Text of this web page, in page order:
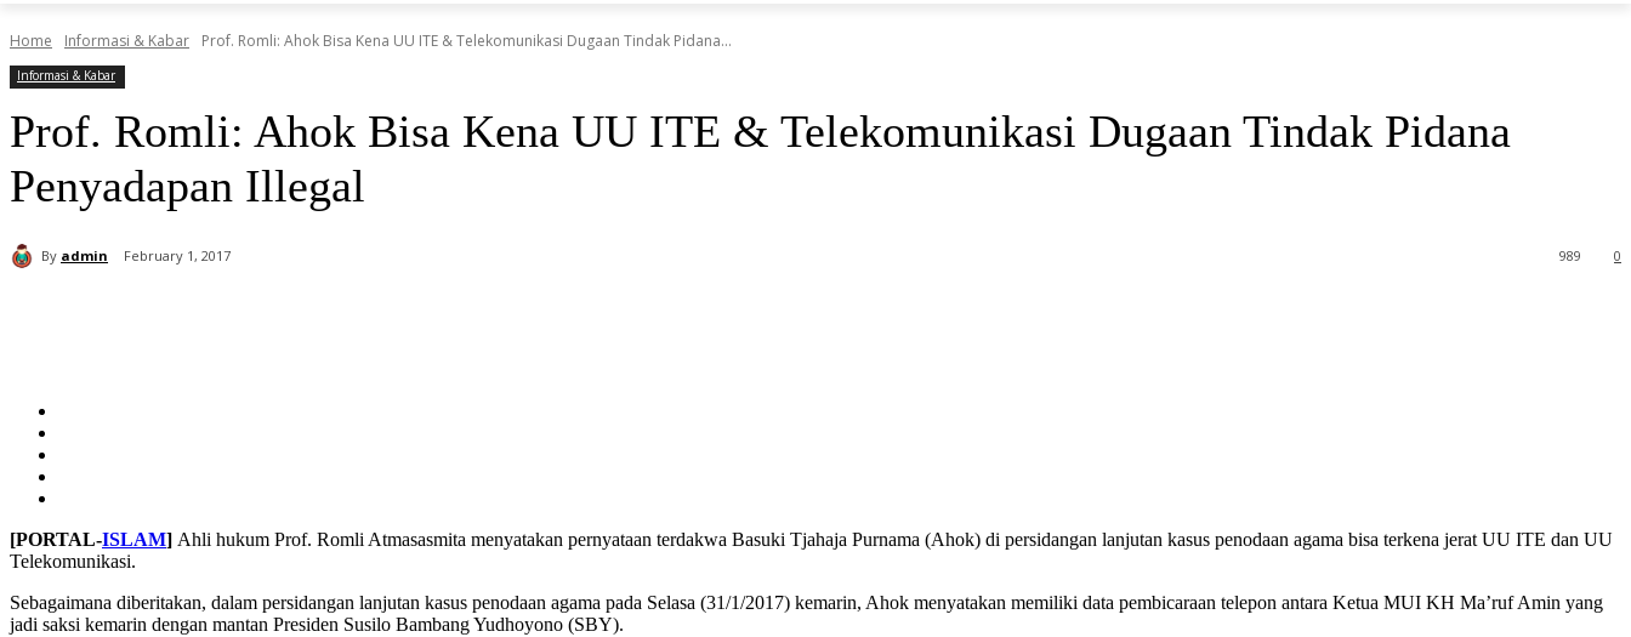
Home Informasi & Kabar Prof. Romli: Ahok Bisa Kena UU ITE & Telekomunikasi Dugaan Tindak Pidana...
Informasi & Kabar
Prof. Romli: Ahok Bisa Kena UU ITE & Telekomunikasi Dugaan Tindak Pidana
Penyadapan Illegal
By admin February 1, 2017 0
989
[PORTAL-ISLAM] Ahli hukum Prof. Romli Atmasasmita menyatakan pernyataan terdakwa Basuki Tjahaja Purnama (Ahok) di persidangan lanjutan kasus penodaan agama bisa terkena jerat UU ITE dan UU
Telekomunikasi.
Sebagaimana diberitakan, dalam persidangan lanjutan kasus penodaan agama pada Selasa (31/1/2017) kemarin, Ahok menyatakan memiliki data pembicaraan telepon antara Ketua MUI KH Ma’ruf Amin yang
jadi saksi kemarin dengan mantan Presiden Susilo Bambang Yudhoyono (SBY).